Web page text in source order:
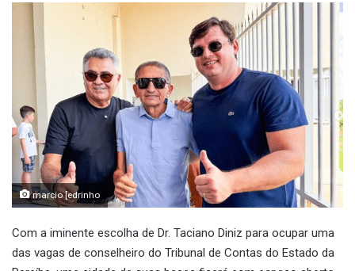
e-
marcio [edrinho
Com a iminente escolha de Dr. Taciano Diniz para ocupar uma
das vagas de conselheiro do Tribunal de Contas do Estado da